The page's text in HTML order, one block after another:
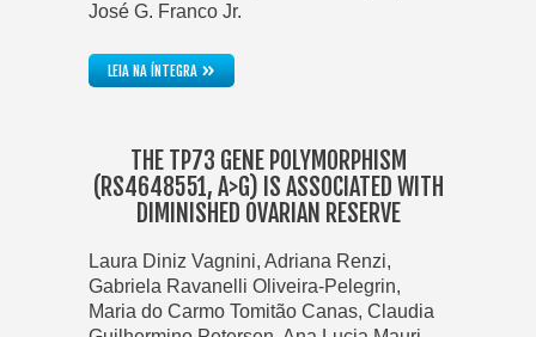
José G. Franco Jr.
LEIA NA ÍNTEGRA»
THE TP73 GENE POLYMORPHISM
(RS4648551, A>G) IS ASSOCIATED WITH
DIMINISHED OVARIAN RESERVE
Laura Diniz Vagnini, Adriana Renzi,
Gabriela Ravanelli Oliveira-Pelegrin,
Maria do Carmo Tomitão Canas, Claudia